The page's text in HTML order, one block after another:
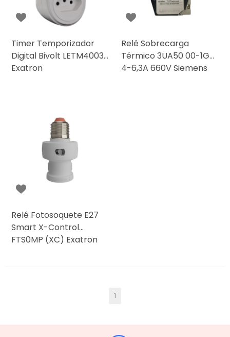
Timer Temporizador
Digital Bivolt LETM4003
Exatron
Relé Sobrecarga
Térmico 3UA50 00-1G
4-6,3A 660V Siemens
Relé Fotosoquete E27
Smart X-Control
FTS0MP (XC) Exatron
1